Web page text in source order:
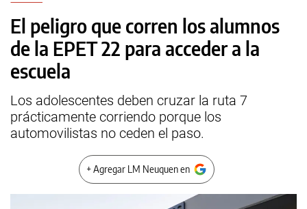
El peligro que corren los alumnos
de la EPET 22 para acceder a la
escuela
Los adolescentes deben cruzar la ruta 7
prácticamente corriendo porque los
automovilistas no ceden el paso.
+ Agregar LM Neuquen en